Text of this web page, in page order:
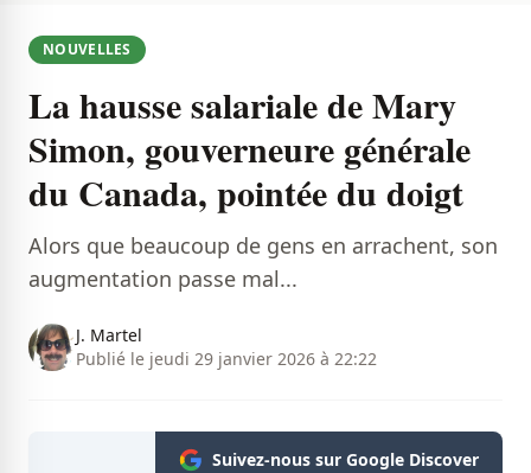
NOUVELLES
La hausse salariale de Mary
Simon, gouverneure générale
du Canada, pointée du doigt
Alors que beaucoup de gens en arrachent, son
augmentation passe mal...
J. Martel
Publié le jeudi 29 janvier 2026 à 22:22
Suivez-nous sur Google Discover